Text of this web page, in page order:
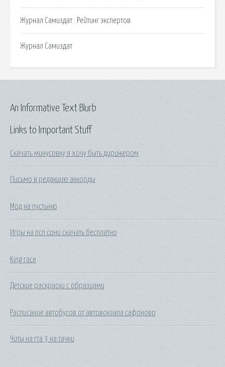
Журнал Самиздат : Рейтинг экспертов.
Журнал Самиздат
Links to Important Stuff
Скачать минусовку я хочу быть дирижером
Письмо в редакцию аккорды
Мод на пустыню
Игры на псп сони скачать бесплатно
King race
Детские раскраски с образцами
Расписание автобусов от автовокзала сафоново
Читы на гта 3 на тачки
An Informative Text Blurb